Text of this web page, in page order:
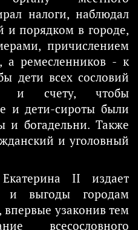
налоги, наблюдал
и порядком в городе,
причислением
а ремесленников - к
дети всех сословий
и счету, чтобы
и дети-сироты были
и богадельни. Также
и уголовный
II издает
и выгоды городам
узаконив тем
всесословного